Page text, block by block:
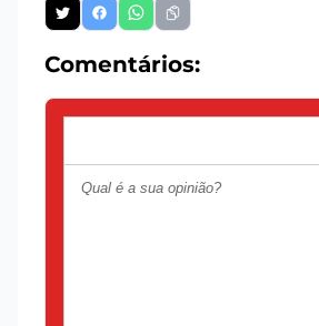
Comentários: